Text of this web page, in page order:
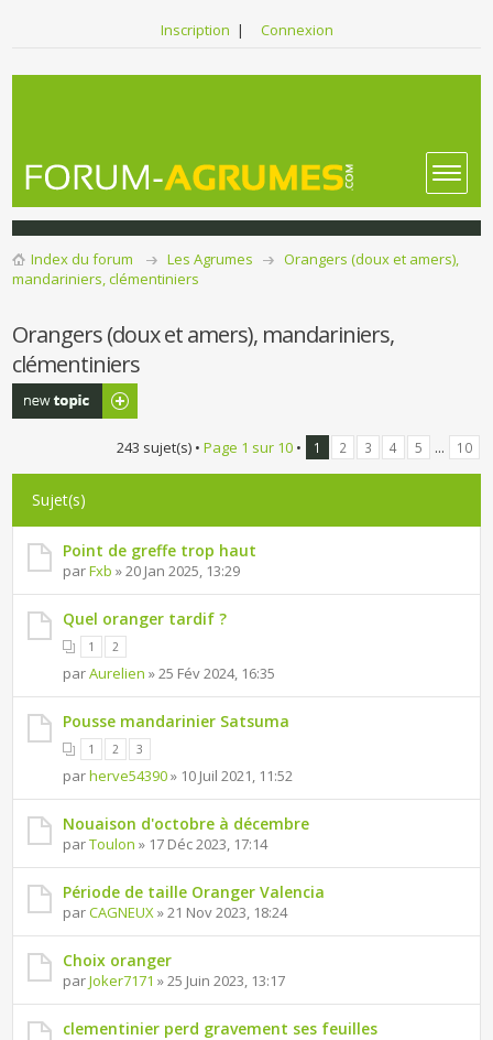
Inscription | Connexion
Index du forum Les Agrumes
Orangers (doux et amers),
mandariniers, clémentiniers
Orangers (doux et amers), mandariniers,
clémentiniers
Publier un
nouveau sujet
243 sujet(s) • Page 1 sur 10• 1 2 3 4 5 ... 10
Sujet(s)
Point de greffe trop haut
parFxb » 20 Jan 2025, 13:29
Quel oranger tardif ?
1 2
parAurelien » 25 Fév 2024, 16:35
Pousse mandarinier Satsuma
1 2 3
parherve54390» 10 Juil 2021, 11:52
Nouaison d'octobre à décembre
parToulon » 17 Déc 2023, 17:14
Période de taille Oranger Valencia
parCAGNEUX» 21 Nov 2023, 18:24
Choix oranger
parJoker7171 » 25 Juin 2023, 13:17
clementinier perd gravement ses feuilles